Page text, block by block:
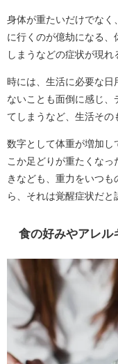
身体が重たいだけでなく
に行くのが億劫になる、
しまうなどの症状が現れ
時には、生活に必要な
ないことも面倒に感じ、
てしまうなど、生活その
数字として体重が増加し
こか足どりが重たくなっ
きなども、重力をいつ
ら、それは覚醒症状だと
食の好みやアレル